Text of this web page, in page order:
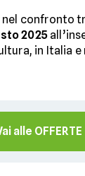
nel confronto
2025
in Italia e
alle OFFERTE